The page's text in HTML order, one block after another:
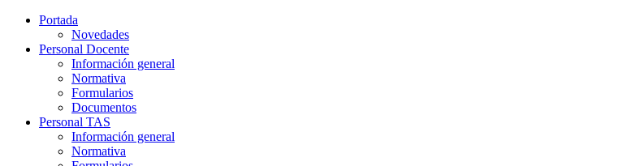
Portada
Novedades
Personal Docente
Información general
Normativa
Formularios
Documentos
Personal TAS
Información general
Normativa